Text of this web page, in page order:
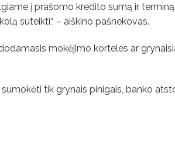
į prašomo kredito sumą ir
suteikti“, – aiškino pašnekovas.
mokėjimo korteles ar
tik grynais pinigais, banko